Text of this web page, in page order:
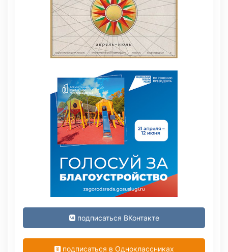
подписаться ВКонтакте
подписаться в Одноклассниках